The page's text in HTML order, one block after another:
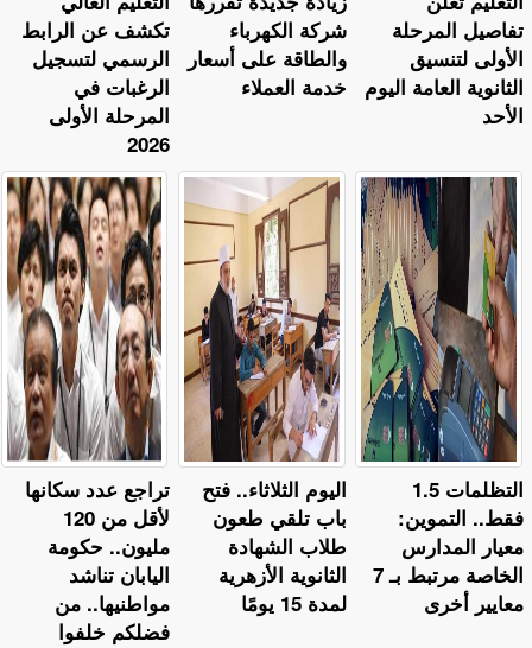
تكشف عن الرابط
الرسمي لتسجيل
الرغبات في
المرحلة الأولى
2026
شركة الكهرباء
والطاقة على أسعار
خدمة العملاء
تفاصيل المرحلة
الأولى لتنسيق
الثانوية العامة اليوم
الأحد
تراجع عدد سكانها
لأقل من 120
مليون.. حكومة
اليابان تناشد
مواطنيها.. من
فضلكم خلفوا
اليوم الثلاثاء.. فتح
باب تلقي طعون
طلاب الشهادة
الثانوية الأزهرية
لمدة 15 يومًا
التظلمات 1.5
فقط.. التموين:
معيار المدارس
الخاصة مرتبط بـ 7
معايير أخرى